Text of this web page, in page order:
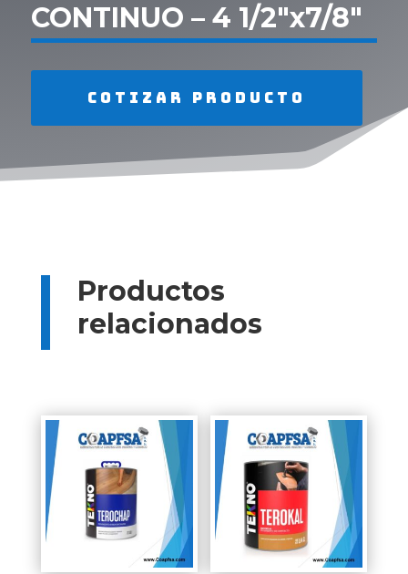
CONTINUO – 4 1/2″x7/8″
Cotizar producto
Productos
relacionados